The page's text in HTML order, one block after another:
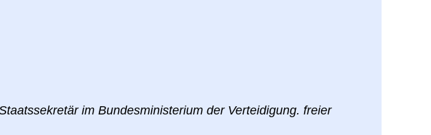
im Bundesministerium der Verteidigung. freier